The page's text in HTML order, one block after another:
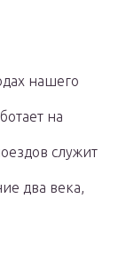
нашего
на
служит
два века,